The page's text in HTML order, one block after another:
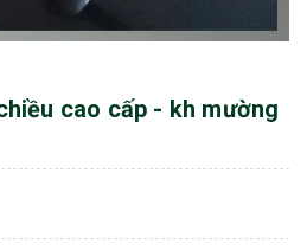
cao cấp - kh mường